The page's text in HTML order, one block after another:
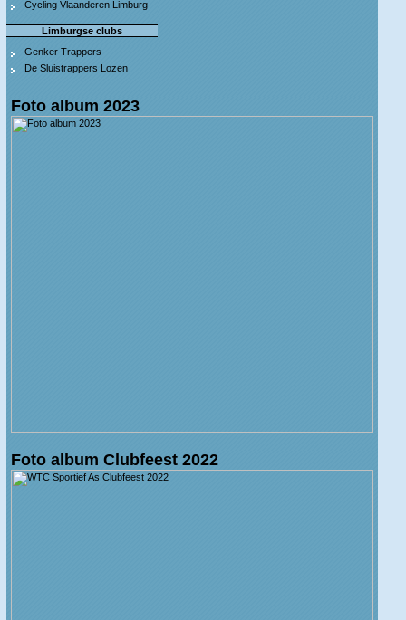
Cycling Vlaanderen Limburg
Limburgse clubs
Genker Trappers
De Sluistrappers Lozen
Foto album 2023
Foto album Clubfeest 2022